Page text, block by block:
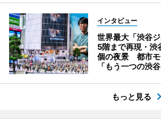
インタビュー
世界最大「渋谷
5階まで再現・
個の夜景 都市モ
「もう一つの渋谷
もっと見る